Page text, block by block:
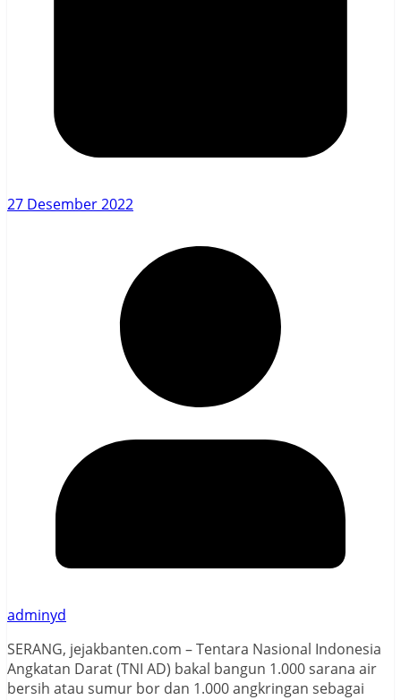
27 Desember 2022
adminyd
SERANG, jejakbanten.com – Tentara Nasional Indonesia
Angkatan Darat (TNI AD) bakal bangun 1.000 sarana air
bersih atau sumur bor dan 1.000 angkringan sebagai